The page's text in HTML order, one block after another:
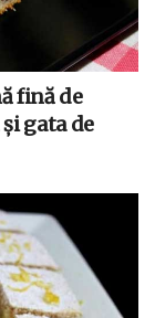
fină de
gata de